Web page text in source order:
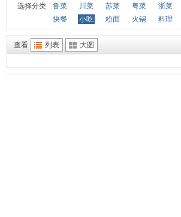
选择分类 鲁菜 川菜 苏菜 粤菜 浙菜
快餐
小吃 粉面 火锅 料理
查看 列表 大图